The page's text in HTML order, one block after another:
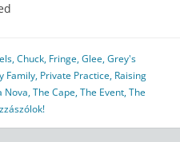
,Chuck, Fringe,Glee,Grey's
Family, Private Practice, Raising
Nova,The Cape,The Event,The